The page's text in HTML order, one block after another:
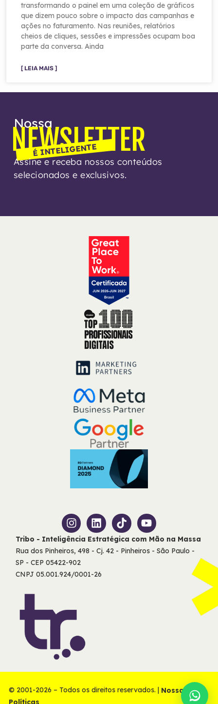
transformando o painel em uma coleção de gráficos
que dizem pouco sobre o impacto das campanhas e
ações no faturamento. Nas reuniões, relatórios
cheios de cliques, sessões e impressões ocupam boa
parte da conversa. Ainda
[ LEIA MAIS ]
Nossa
NEWSLETTER
É INTELIGENTE
Assine e receba nossos conteúdos
selecionados e exclusivos.
Tribo - Inteligência Estratégica com Mão na Massa
Rua dos Pinheiros, 498 - Cj. 42 - Pinheiros - São Paulo -
SP - CEP 05422-902
CNPJ 05.001.924/0001-26
© 2001-2026 – Todos os direitos reservados. | Nossas